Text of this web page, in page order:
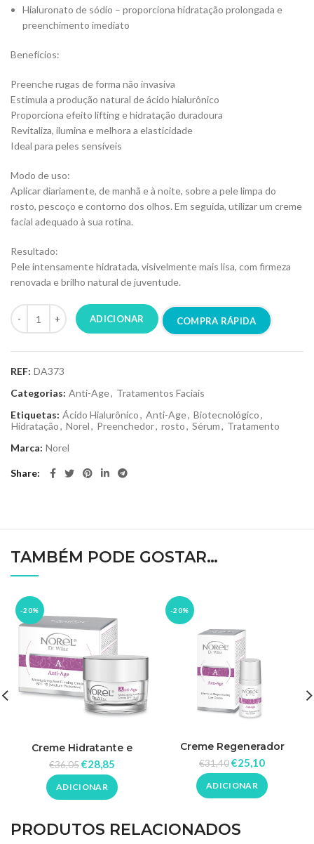
Hialuronato de sódio – proporciona hidratação prolongada e
preenchimento imediato
Benefícios:
Preenche rugas de forma não invasiva
Estimula a produção natural de ácido hialurônico
Proporciona efeito lifting e hidratação duradoura
Revitaliza, ilumina e melhora a elasticidade
Ideal para peles sensíveis
Modo de uso:
Aplicar diariamente, de manhã e à noite, sobre a pele limpa do
rosto, pescoço e contorno dos olhos. Em seguida, utilizar um creme
facial adequado à sua rotina.
Resultado:
Pele intensamente hidratada, visivelmente mais lisa, com firmeza
renovada e brilho natural de juventude.
ADICIONAR COMPRA RÁPIDA
REF: DA373
Categorias: Anti-Age, Tratamentos Faciais
Etiquetas: Ácido Hialurônico, Anti-Age, Biotecnológico,
Hidratação, Norel, Preenchedor, rosto, Sérum, Tratamento
Marca: Norel
Share
TAMBÉM PODE GOSTAR…
-20%
Creme Hidratante e
Reafirmante FPS 15
(Proteção Média) 50ml –
Norel
€36,05€28,85
ADICIONAR
-20%
Creme Regenerador
Intensivo para os Olhos
15ml – Norel
€31,40€25,10
ADICIONAR
PRODUTOS RELACIONADOS